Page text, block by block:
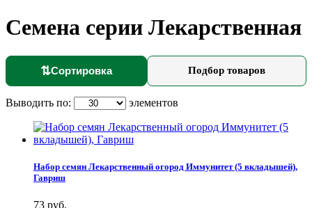
Семена серии Лекарственная
⇅Сортировка Подбор товаров
Выводить по: элементов
Набор семян Лекарственный огород Иммунитет (5 вкладышей),
Гавриш
73 руб.